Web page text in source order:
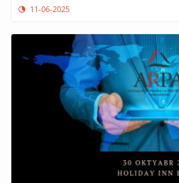
11-06-2025